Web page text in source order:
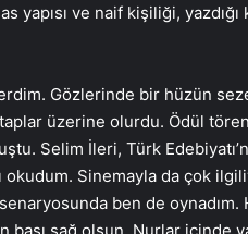
yapısı ve naif kişiliği, yazdığı
Gözlerinde bir hüzün
üzerine olurdu. Ödül
Selim İleri, Türk
Sinemayla da çok
ben de oynadım.
Reklam Ajansı, SEO
Tasarım Ajansı
UETDS Nedir ?
Dijital Taşımacılık